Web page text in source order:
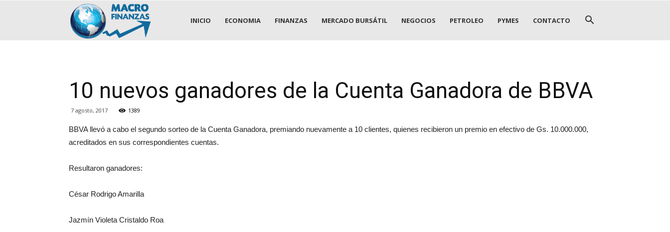
.::MACROFINANZAS::.
INICIO ECONOMIA FINANZAS MERCADO BURSÁTIL NEGOCIOS PETROLEO PYMES CONTACTO
10 nuevos ganadores de la Cuenta Ganadora de BBVA
7 agosto, 2017 1389
BBVA llevó a cabo el segundo sorteo de la Cuenta Ganadora, premiando nuevamente a 10 clientes, quienes recibieron un premio en efectivo de Gs. 10.000.000,
acreditados en sus correspondientes cuentas.
Resultaron ganadores:
César Rodrigo Amarilla
Jazmín Violeta Cristaldo Roa